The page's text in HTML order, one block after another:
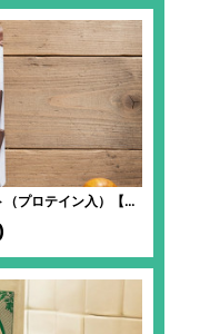
プロテイン入）【マ